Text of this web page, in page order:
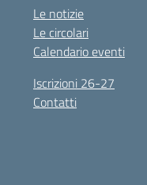
Le notizie
Le circolari
Calendario eventi
Iscrizioni 26-27
Contatti